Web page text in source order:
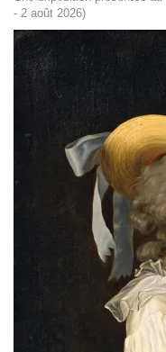
- 2 août 2026)